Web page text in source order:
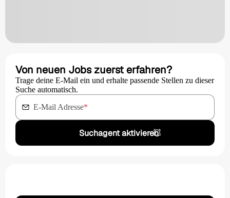
Von neuen Jobs zuerst erfahren?
Trage deine E-Mail ein und erhalte passende Stellen zu dieser
Suche automatisch.
E-Mail Adresse*
Suchagent aktivieren